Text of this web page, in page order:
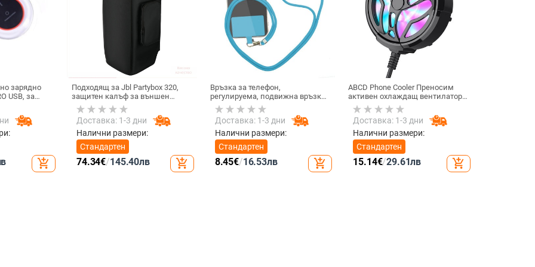
зарядно
USB, за
черен
add_shopping_cart
Подходящ за Jbl Partybox 320,
защитен калъф за външен
високоговорител, калъф за
количка Stage 320 Audio,
прахозащитно покритие.
Доставка: 1-3 дни
Налични размери:
Стандартен
74.34€/145.40лв add_shopping_cart
Връзка за телефон,
регулируема, подвижна връзка
за врата, каишка за аксесоари
за мобилни телефони, въже за
мобилен телефон, презрамки за
врата, универсални
Доставка: 1-3 дни
Налични размери:
Стандартен
8.45€/16.53лв add_shopping_cart
ABCD Phone Cooler Преносим
активен охлаждащ вентилатор
Радиатор за мобилен телефон
за игра на игри
Доставка: 1-3 дни
Налични размери:
Стандартен
15.14€/29.61лв add_shopping_cart